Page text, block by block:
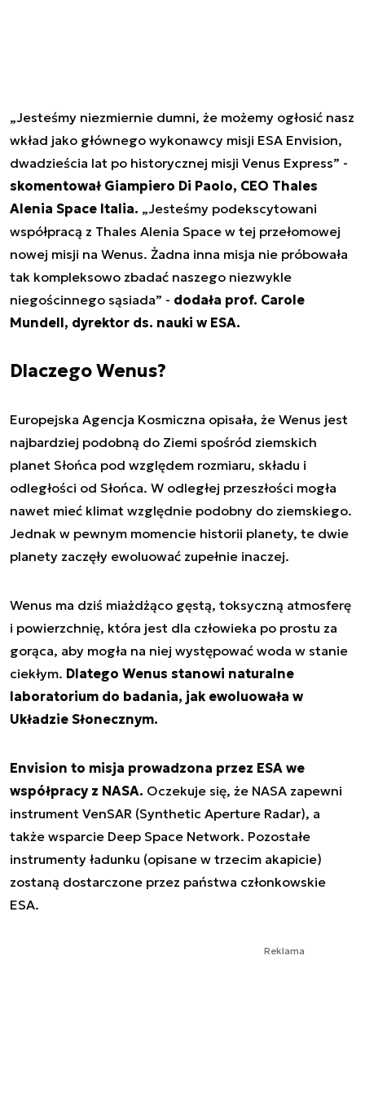
„Jesteśmy niezmiernie dumni, że możemy ogłosić nasz
wkład jako głównego wykonawcy misji ESA Envision,
dwadzieścia lat po historycznej misji Venus Express” -
skomentował Giampiero Di Paolo, CEO Thales
Alenia Space Italia. „Jesteśmy podekscytowani
współpracą z Thales Alenia Space w tej przełomowej
nowej misji na Wenus. Żadna inna misja nie próbowała
tak kompleksowo zbadać naszego niezwykle
niegościnnego sąsiada” - dodała prof. Carole
Mundell, dyrektor ds. nauki w ESA.
Dlaczego Wenus?
Europejska Agencja Kosmiczna opisała, że Wenus jest
najbardziej podobną do Ziemi spośród ziemskich
planet Słońca pod względem rozmiaru, składu i
odległości od Słońca. W odległej przeszłości mogła
nawet mieć klimat względnie podobny do ziemskiego.
Jednak w pewnym momencie historii planety, te dwie
planety zaczęły ewoluować zupełnie inaczej.
Wenus ma dziś miażdżąco gęstą, toksyczną atmosferę
i powierzchnię, która jest dla człowieka po prostu za
gorąca, aby mogła na niej występować woda w stanie
ciekłym. Dlatego Wenus stanowi naturalne
laboratorium do badania, jak ewoluowała w
Układzie Słonecznym.
Envision to misja prowadzona przez ESA we
współpracy z NASA. Oczekuje się, że NASA zapewni
instrument VenSAR (Synthetic Aperture Radar), a
także wsparcie Deep Space Network. Pozostałe
instrumenty ładunku (opisane w trzecim akapicie)
zostaną dostarczone przez państwa członkowskie
ESA.
Reklama